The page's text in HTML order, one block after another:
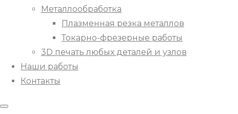
Металлообработка
Плазменная резка металлов
Токарно-фрезерные работы
3D печать любых деталей и узлов
Наши работы
Контакты